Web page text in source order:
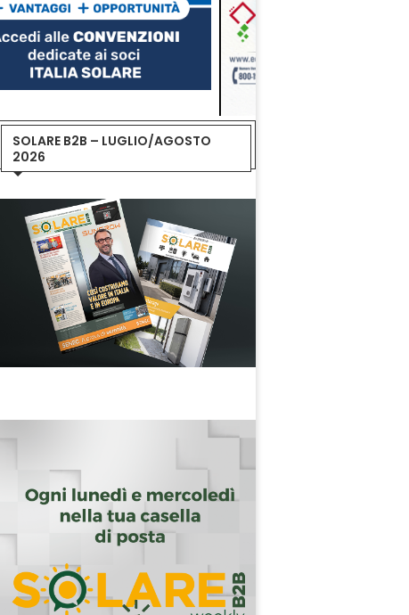
SOLARE B2B – LUGLIO/AGOSTO
2026